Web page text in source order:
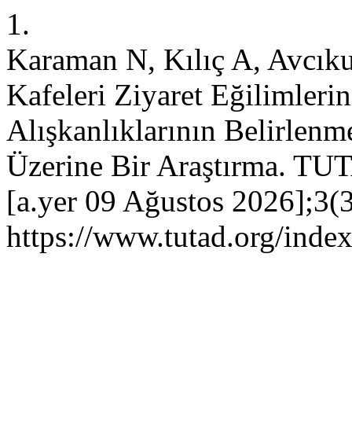
1.
Karaman N, Kılıç A,
Kafeleri Ziyaret
Alışkanlıklarının
Üzerine Bir Araştırma.
[a.yer 09 Ağustos
https://www.tutad.org/